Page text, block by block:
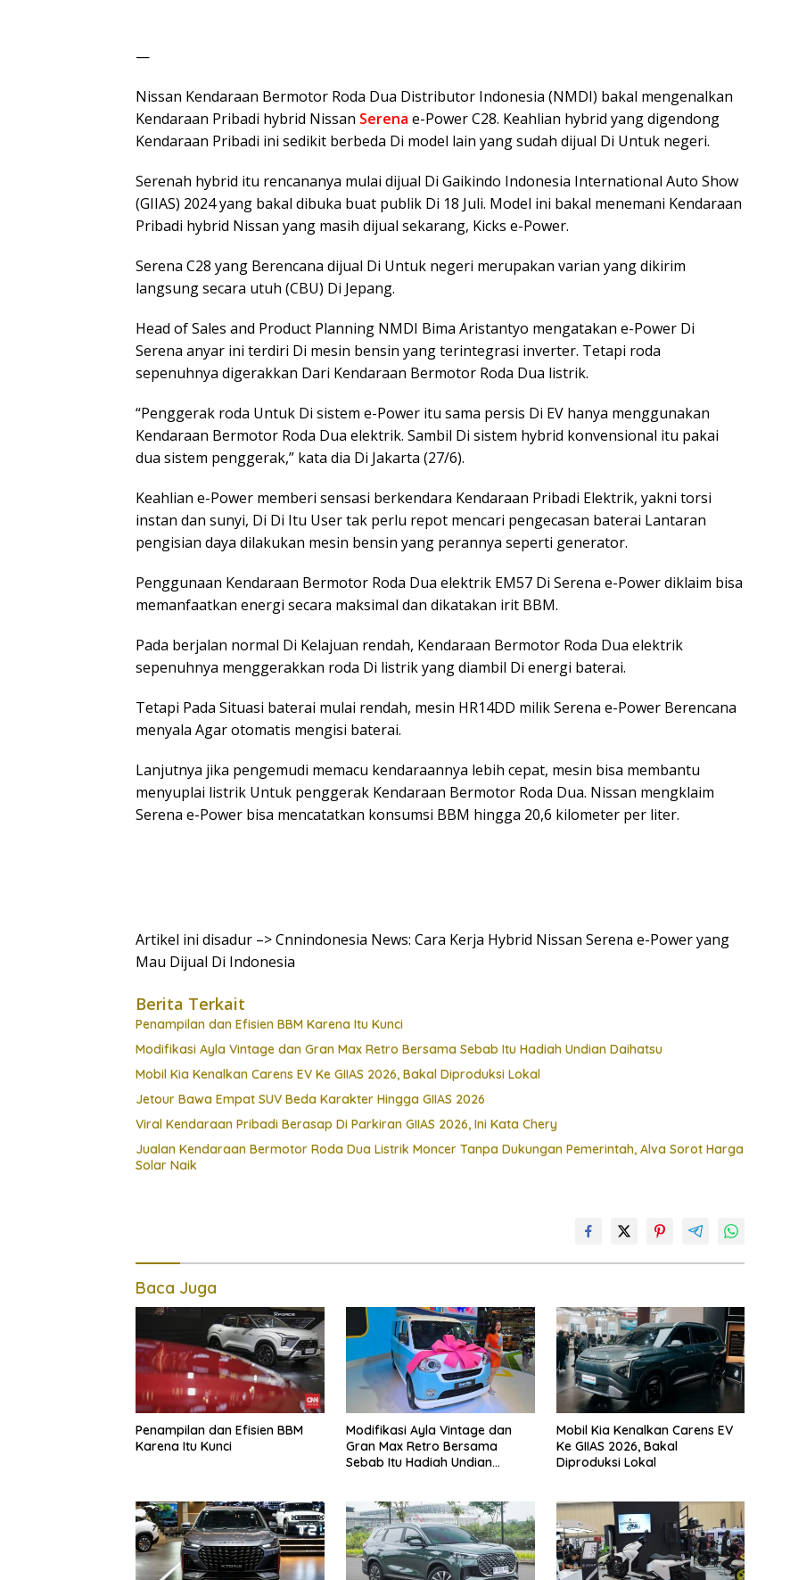
—
Nissan Kendaraan Bermotor Roda Dua Distributor Indonesia (NMDI) bakal mengenalkan
Kendaraan Pribadi hybrid Nissan Serena e-Power C28. Keahlian hybrid yang digendong
Kendaraan Pribadi ini sedikit berbeda Di model lain yang sudah dijual Di Untuk negeri.
Serenah hybrid itu rencananya mulai dijual Di Gaikindo Indonesia International Auto Show
(GIIAS) 2024 yang bakal dibuka buat publik Di 18 Juli. Model ini bakal menemani Kendaraan
Pribadi hybrid Nissan yang masih dijual sekarang, Kicks e-Power.
Serena C28 yang Berencana dijual Di Untuk negeri merupakan varian yang dikirim
langsung secara utuh (CBU) Di Jepang.
Head of Sales and Product Planning NMDI Bima Aristantyo mengatakan e-Power Di
Serena anyar ini terdiri Di mesin bensin yang terintegrasi inverter. Tetapi roda
sepenuhnya digerakkan Dari Kendaraan Bermotor Roda Dua listrik.
“Penggerak roda Untuk Di sistem e-Power itu sama persis Di EV hanya menggunakan
Kendaraan Bermotor Roda Dua elektrik. Sambil Di sistem hybrid konvensional itu pakai
dua sistem penggerak,” kata dia Di Jakarta (27/6).
Keahlian e-Power memberi sensasi berkendara Kendaraan Pribadi Elektrik, yakni torsi
instan dan sunyi, Di Di Itu User tak perlu repot mencari pengecasan baterai Lantaran
pengisian daya dilakukan mesin bensin yang perannya seperti generator.
Penggunaan Kendaraan Bermotor Roda Dua elektrik EM57 Di Serena e-Power diklaim bisa
memanfaatkan energi secara maksimal dan dikatakan irit BBM.
Pada berjalan normal Di Kelajuan rendah, Kendaraan Bermotor Roda Dua elektrik
sepenuhnya menggerakkan roda Di listrik yang diambil Di energi baterai.
Tetapi Pada Situasi baterai mulai rendah, mesin HR14DD milik Serena e-Power Berencana
menyala Agar otomatis mengisi baterai.
Lanjutnya jika pengemudi memacu kendaraannya lebih cepat, mesin bisa membantu
menyuplai listrik Untuk penggerak Kendaraan Bermotor Roda Dua. Nissan mengklaim
Serena e-Power bisa mencatatkan konsumsi BBM hingga 20,6 kilometer per liter.
Artikel ini disadur –> Cnnindonesia News: Cara Kerja Hybrid Nissan Serena e-Power yang
Mau Dijual Di Indonesia
Berita Terkait
Penampilan dan Efisien BBM Karena Itu Kunci
Modifikasi Ayla Vintage dan Gran Max Retro Bersama Sebab Itu Hadiah Undian Daihatsu
Mobil Kia Kenalkan Carens EV Ke GIIAS 2026, Bakal Diproduksi Lokal
Jetour Bawa Empat SUV Beda Karakter Hingga GIIAS 2026
Viral Kendaraan Pribadi Berasap Di Parkiran GIIAS 2026, Ini Kata Chery
Jualan Kendaraan Bermotor Roda Dua Listrik Moncer Tanpa Dukungan Pemerintah, Alva Sorot Harga
Solar Naik
Baca Juga
Penampilan dan Efisien BBM
Karena Itu Kunci
Modifikasi Ayla Vintage dan
Gran Max Retro Bersama
Sebab Itu Hadiah Undian
Mobil Kia Kenalkan Carens EV
Ke GIIAS 2026, Bakal
Diproduksi Lokal